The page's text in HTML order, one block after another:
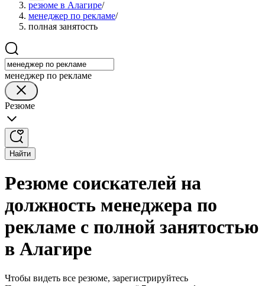
резюме в Алагире/
менеджер по рекламе/
полная занятость
менеджер по рекламе
Резюме
Найти
Резюме соискателей на
должность менеджера по
рекламе с полной занятостью
в Алагире
Чтобы видеть все резюме, зарегистрируйтесь